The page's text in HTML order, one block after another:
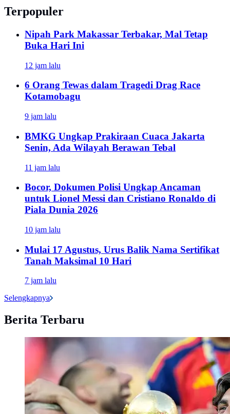
Terpopuler
Nipah Park Makassar Terbakar, Mal Tetap
Buka Hari Ini
12 jam lalu
6 Orang Tewas dalam Tragedi Drag Race
Kotamobagu
9 jam lalu
BMKG Ungkap Prakiraan Cuaca Jakarta
Senin, Ada Wilayah Berawan Tebal
11 jam lalu
Bocor, Dokumen Polisi Ungkap Ancaman
untuk Lionel Messi dan Cristiano Ronaldo di
Piala Dunia 2026
10 jam lalu
Mulai 17 Agustus, Urus Balik Nama Sertifikat
Tanah Maksimal 10 Hari
7 jam lalu
Selengkapnya
Berita Terbaru